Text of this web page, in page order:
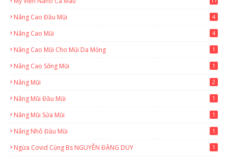
Nâng Cao Đầu Mũi 4
Nâng Cao Mũi 4
Nâng Cao Mũi Cho Mũi Da Mỏng 1
Nâng Cao Sống Mũi 1
Nâng Mũi 2
Nâng Mũi Đầu Mũi 1
Nâng Mũi Sửa Mũi 1
Nâng Nhô Đầu Mũi 1
Ngừa Covid Cùng Bs NGUYỄN ĐẶNG DUY 1